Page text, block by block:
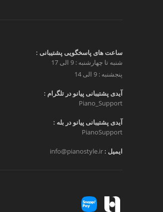
ساعت های پاسخگویی پشتیبانی :
شنبه تا چهارشنبه : 9 الی 17
پنجشنبه : 9 الی 14
آیدی پشتیبانی پیانو در تلگرام :
Piano_Support
آیدی پشتیبانی پیانو در بله :
PianoSupport
ایمیل : info@pianostyle.ir